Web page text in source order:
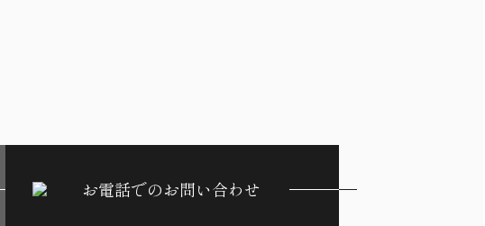
お電話でのお問い合わせ